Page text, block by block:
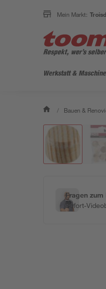
Mein Markt:
Werkstatt &
/ Bauen &
Fragen zum
Sofort-